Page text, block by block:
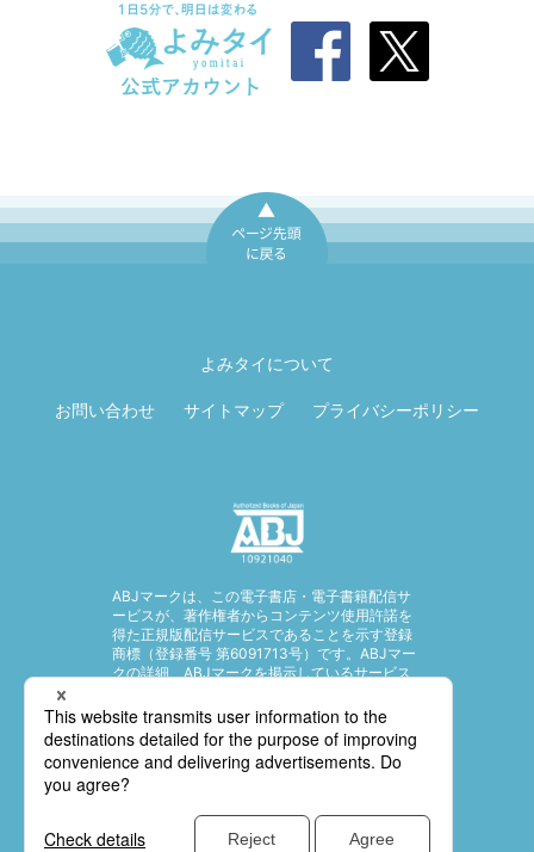
よみタイについて
お問い合わせ サイトマップ プライバシーポリシー
ABJマークは、この電子書店・電子書籍配信サ
ービスが、著作権者からコンテンツ使用許諾を
得た正規版配信サービスであることを示す登録
商標（登録番号 第6091713号）です。ABJマー
クの詳細、ABJマークを掲示しているサービス